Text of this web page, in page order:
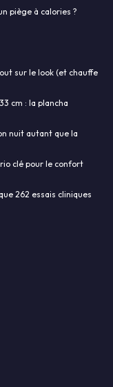
piège à calories ?
sur le look (et chauffe
cm : la plancha
nuit autant que la
clé pour le confort
262 essais cliniques